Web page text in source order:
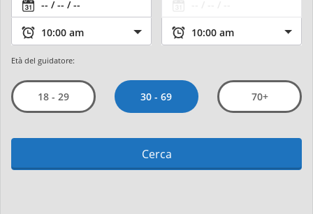
Età del guidatore:
18 - 29 30 - 69 70+
Cerca